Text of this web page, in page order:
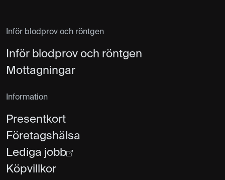
Inför blodprov och röntgen
Inför blodprov och röntgen
Mottagningar
Information
Presentkort
Företagshälsa
Lediga jobb
Köpvillkor